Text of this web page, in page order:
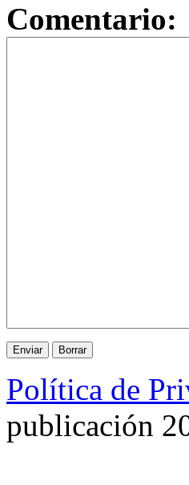
Comentario:
Política de
publicación